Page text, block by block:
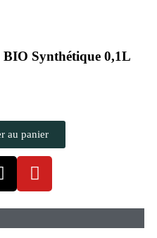
Synthétique 0,1L
au panier